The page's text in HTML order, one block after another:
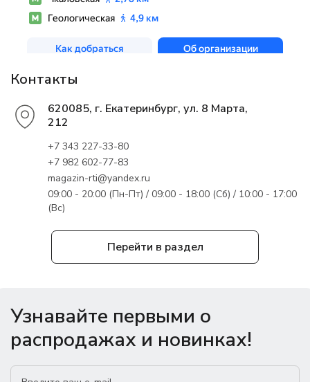
Перейти в раздел
Контакты
620085, г. Екатеринбург, ул. 8 Марта,
212
+7 343 227-33-80
+7 982 602-77-83
magazin-rti@yandex.ru
09:00 - 20:00 (Пн-Пт) / 09:00 - 18:00 (Сб) / 10:00 - 17:00
(Вс)
Узнавайте первыми о
распродажах и новинках!